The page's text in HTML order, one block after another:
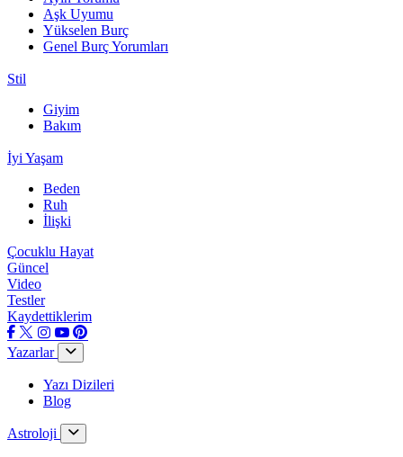
Aşk Uyumu
Yükselen Burç
Genel Burç Yorumları
Stil
Giyim
Bakım
İyi Yaşam
Beden
Ruh
İlişki
Çocuklu Hayat
Güncel
Video
Testler
Kaydettiklerim
Yazarlar
Yazı Dizileri
Blog
Astroloji